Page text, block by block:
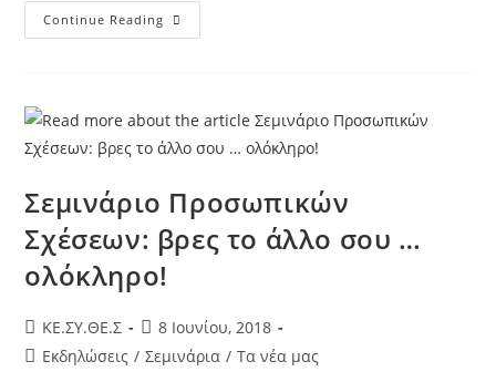
Continue Reading
Σεμινάριο Προσωπικών
Σχέσεων: βρες το άλλο σου …
ολόκληρο!
KE.ΣΥ.ΘΕ.Σ
8 Ιουνίου, 2018
Εκδηλώσεις / Σεμινάρια / Τα νέα μας